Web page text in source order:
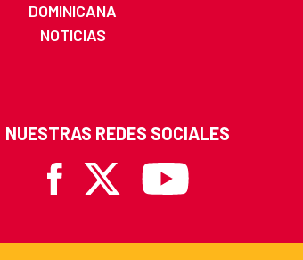
DOMINICANA
NOTICIAS
NUESTRAS REDES SOCIALES
Facebook
X Youtube